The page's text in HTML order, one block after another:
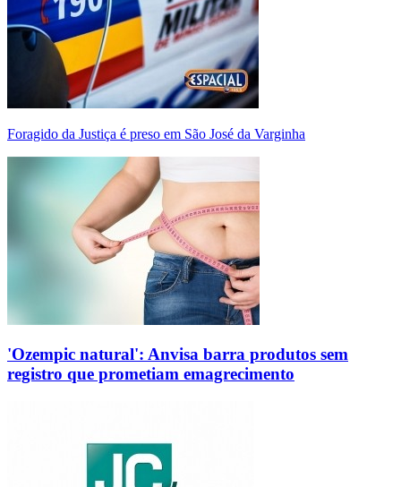
Foragido da Justiça é preso em São José da Varginha
'Ozempic natural': Anvisa barra produtos sem
registro que prometiam emagrecimento